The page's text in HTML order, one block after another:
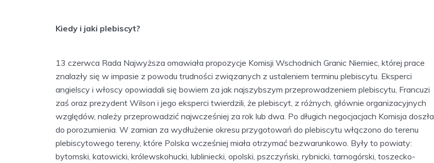
Kiedy i jaki plebiscyt?
13 czerwca Rada Najwyższa omawiała propozycje Komisji Wschodnich Granic Niemiec, której prace
znalazły się w impasie z powodu trudności związanych z ustaleniem terminu plebiscytu. Eksperci
angielscy i włoscy opowiadali się bowiem za jak najszybszym przeprowadzeniem plebiscytu, Francuzi
zaś oraz prezydent Wilson i jego eksperci twierdzili, że plebiscyt, z różnych, głównie organizacyjnych
względów, należy przeprowadzić najwcześniej za rok lub dwa. Po długich negocjacjach Komisja doszła
do porozumienia. W zamian za wydłużenie okresu przygotowań do plebiscytu włączono do terenu
plebiscytowego tereny, które Polska wcześniej miała otrzymać bezwarunkowo. Były to powiaty:
bytomski, katowicki, królewskohucki, lubliniecki, opolski, pszczyński, rybnicki, tarnogórski, toszecko-